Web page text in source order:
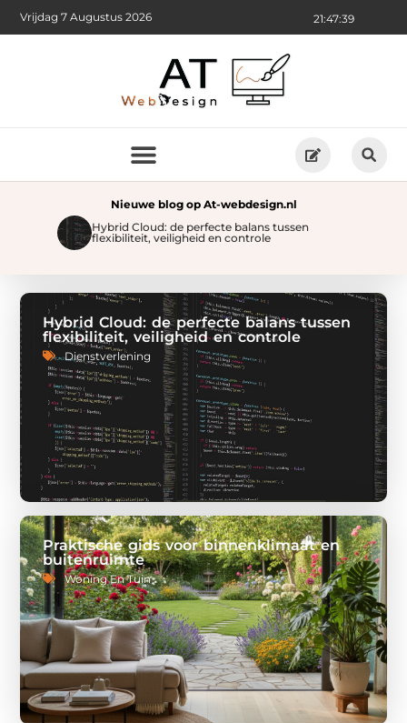
21:47:41
Vrijdag 7 Augustus 2026
Nieuwe blog op At-webdesign.nl
Hybrid Cloud: de perfecte balans tussen
flexibiliteit, veiligheid en controle
Hybrid Cloud: de perfecte balans tussen
flexibiliteit, veiligheid en controle
Dienstverlening
Praktische gids voor binnenklimaat en
buitenruimte
Woning En Tuin